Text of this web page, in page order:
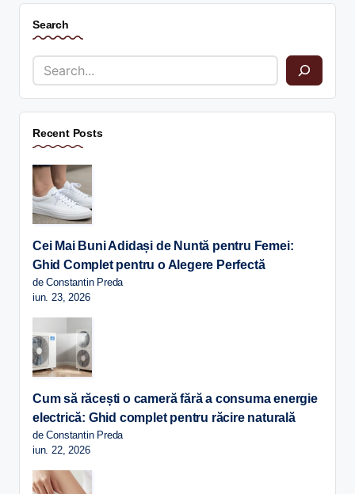
Search
Recent Posts
Cei Mai Buni Adidași de Nuntă pentru Femei:
Ghid Complet pentru o Alegere Perfectă
de Constantin Preda
iun. 23, 2026
Cum să răcești o cameră fără a consuma energie
electrică: Ghid complet pentru răcire naturală
de Constantin Preda
iun. 22, 2026